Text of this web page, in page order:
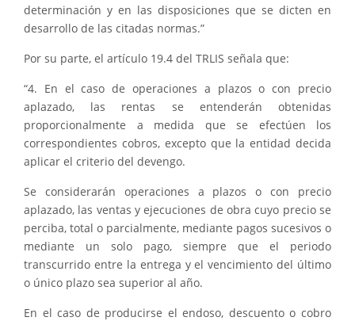
determinación y en las disposiciones que se dicten en
desarrollo de las citadas normas.”
Por su parte, el artículo 19.4 del TRLIS señala que:
“4. En el caso de operaciones a plazos o con precio
aplazado, las rentas se entenderán obtenidas
proporcionalmente a medida que se efectúen los
correspondientes cobros, excepto que la entidad decida
aplicar el criterio del devengo.
Se considerarán operaciones a plazos o con precio
aplazado, las ventas y ejecuciones de obra cuyo precio se
perciba, total o parcialmente, mediante pagos sucesivos o
mediante un solo pago, siempre que el periodo
transcurrido entre la entrega y el vencimiento del último
o único plazo sea superior al año.
En el caso de producirse el endoso, descuento o cobro